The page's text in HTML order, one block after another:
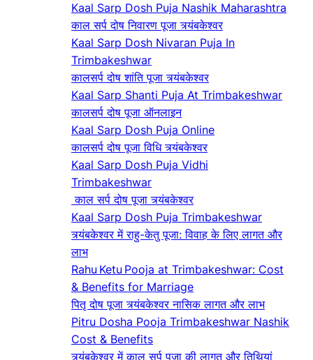
Kaal Sarp Dosh Puja Nashik Maharashtra
काल सर्प दोष निवारण पूजा त्र्यंबकेश्वर
Kaal Sarp Dosh Nivaran Puja In
Trimbakeshwar
कालसर्प दोष शांति पूजा त्र्यंबकेश्वर
Kaal Sarp Shanti Puja At Trimbakeshwar
कालसर्प दोष पूजा ऑनलाइन
Kaal Sarp Dosh Puja Online
कालसर्प दोष पूजा विधि त्र्यंबकेश्वर
Kaal Sarp Dosh Puja Vidhi
Trimbakeshwar
काल सर्प दोष पूजा त्र्यंबकेश्वर
Kaal Sarp Dosh Puja Trimbakeshwar
त्र्यंबकेश्वर में राहु-केतु पूजा: विवाह के लिए लागत और
लाभ
Rahu Ketu Pooja at Trimbakeshwar: Cost
& Benefits for Marriage
पितृ दोष पूजा त्र्यंबकेश्वर नासिक लागत और लाभ
Pitru Dosha Pooja Trimbakeshwar Nashik
Cost & Benefits
त्र्यंबकेश्वर में काल सर्प पूजा की लागत और तिथियां